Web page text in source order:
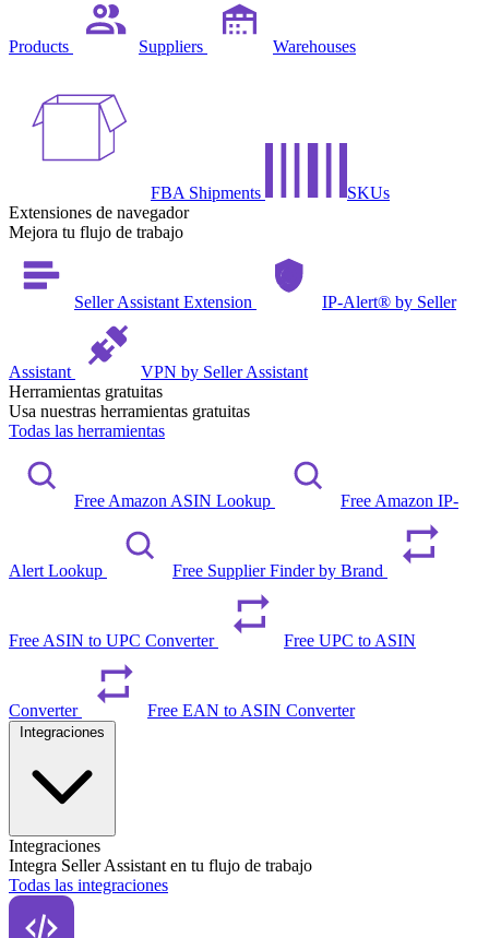
Products Suppliers Warehouses
FBA Shipments
SKUs
Extensiones de navegador
Mejora tu flujo de trabajo
Seller Assistant Extension IP-Alert® by Seller
Assistant
VPN by Seller Assistant
Herramientas gratuitas
Usa nuestras herramientas gratuitas
Todas las herramientas
Free Amazon ASIN Lookup Free Amazon IP-
Alert Lookup Free Supplier Finder by Brand
Free ASIN to UPC Converter Free UPC to ASIN
Converter Free EAN to ASIN Converter
Integraciones
Integra Seller Assistant en tu flujo de trabajo
Todas las integraciones